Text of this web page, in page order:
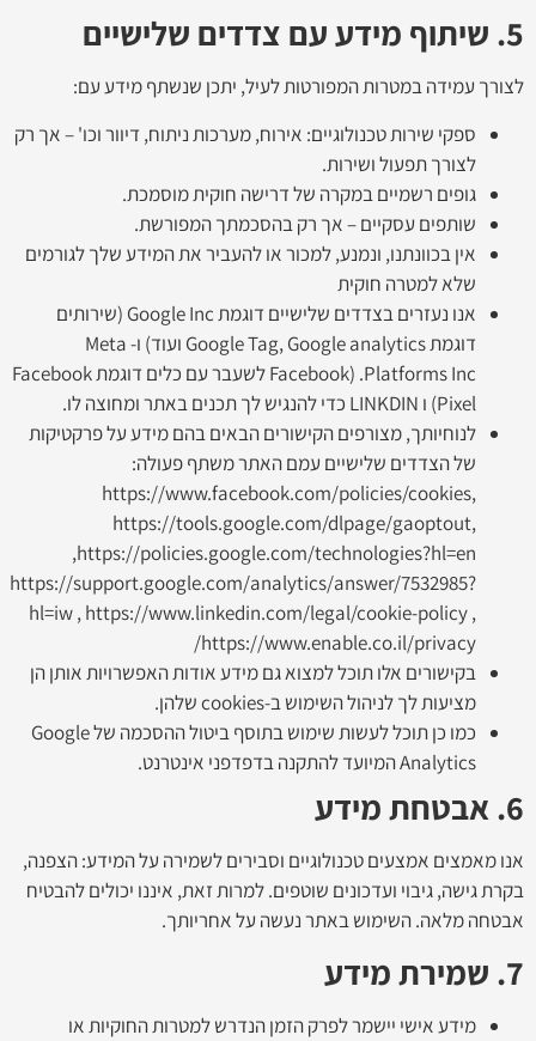
5. שיתוף מידע עם צדדים שלישיים
לצורך עמידה במטרות המפורטות לעיל, יתכן שנשתף מידע עם:
ספקי שירות טכנולוגיים: אירוח, מערכות ניתוח, דיוור וכו' – אך רק
לצורך תפעול ושירות.
גופים רשמיים במקרה של דרישה חוקית מוסמכת.
שותפים עסקיים – אך רק בהסכמתך המפורשת.
אין בכוונתנו, ונמנע, למכור או להעביר את המידע שלך לגורמים
שלא למטרה חוקית
אנו נעזרים בצדדים שלישיים דוגמת Google Inc (שירותים
דוגמת Google Tag, Google analytics ועוד) ו- Meta
Platforms Inc. (Facebook לשעבר עם כלים דוגמת Facebook
Pixel) ו LINKDIN כדי להנגיש לך תכנים באתר ומחוצה לו.
לנוחיותך, מצורפים הקישורים הבאים בהם מידע על פרקטיקות
של הצדדים שלישיים עמם האתר משתף פעולה:
https://www.facebook.com/policies/cookies,
https://tools.google.com/dlpage/gaoptout,
https://policies.google.com/technologies?hl=en,
https://support.google.com/analytics/answer/7532985?
hl=iw , https://www.linkedin.com/legal/cookie-policy ,
https://www.enable.co.il/privacy/
בקישורים אלו תוכל למצוא גם מידע אודות האפשרויות אותן הן
מציעות לך לניהול השימוש ב-cookies שלהן.
כמו כן תוכל לעשות שימוש בתוסף ביטול ההסכמה של Google
Analytics המיועד להתקנה בדפדפני אינטרנט.
6. אבטחת מידע
אנו מאמצים אמצעים טכנולוגיים וסבירים לשמירה על המידע: הצפנה,
בקרת גישה, גיבוי ועדכונים שוטפים. למרות זאת, איננו יכולים להבטיח
אבטחה מלאה. השימוש באתר נעשה על אחריותך.
7. שמירת מידע
מידע אישי יישמר לפרק הזמן הנדרש למטרות החוקיות או